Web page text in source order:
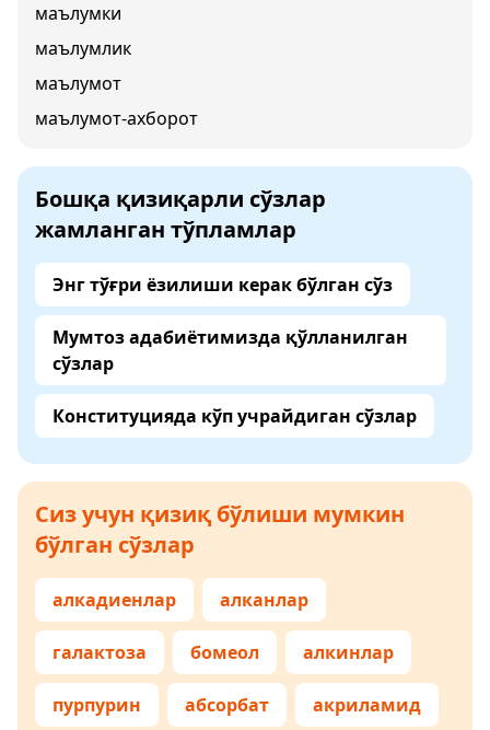
маълумки
маълумлик
маълумот
маълумот-ахборот
Бошқа қизиқарли сўзлар
жамланган тўпламлар
Энг тўғри ёзилиши керак бўлган сўз
Мумтоз адабиётимизда қўлланилган
сўзлар
Конституцияда кўп учрайдиган сўзлар
Сиз учун қизиқ бўлиши мумкин
бўлган сўзлар
алкадиенлар алканлар
галактоза бомеол алкинлар
пурпурин абсорбат акриламид